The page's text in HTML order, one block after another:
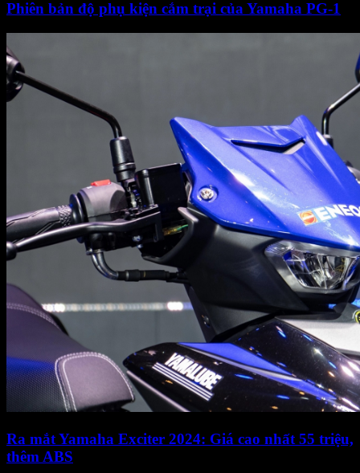
Phiên bản độ phụ kiện cắm trại của Yamaha PG-1
Ra mắt Yamaha Exciter 2024: Giá cao nhất 55 triệu,
thêm ABS